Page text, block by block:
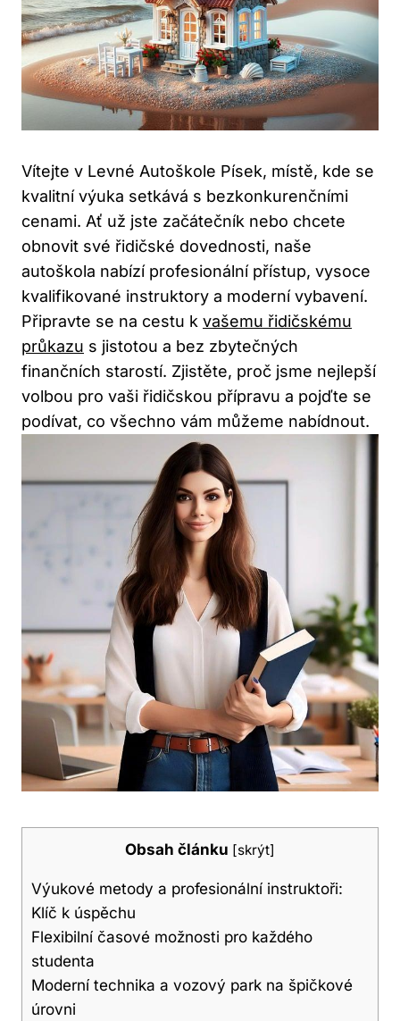
Vítejte v Levné Autoškole Písek, místě, kde se
kvalitní výuka setkává s bezkonkurenčními
cenami. Ať už jste začátečník nebo chcete
obnovit své řidičské dovednosti, naše
autoškola nabízí profesionální přístup, vysoce
kvalifikované instruktory a moderní vybavení.
Připravte se na cestu k vašemu řidičskému
průkazu s jistotou a bez zbytečných
finančních starostí. Zjistěte, proč jsme nejlepší
volbou pro vaši řidičskou přípravu a pojďte se
podívat, co všechno vám můžeme nabídnout.
Obsah článku [skrýt]
Výukové metody a profesionální instruktoři:
Klíč k úspěchu
Flexibilní časové možnosti pro každého
studenta
Moderní technika a vozový park na špičkové
úrovni